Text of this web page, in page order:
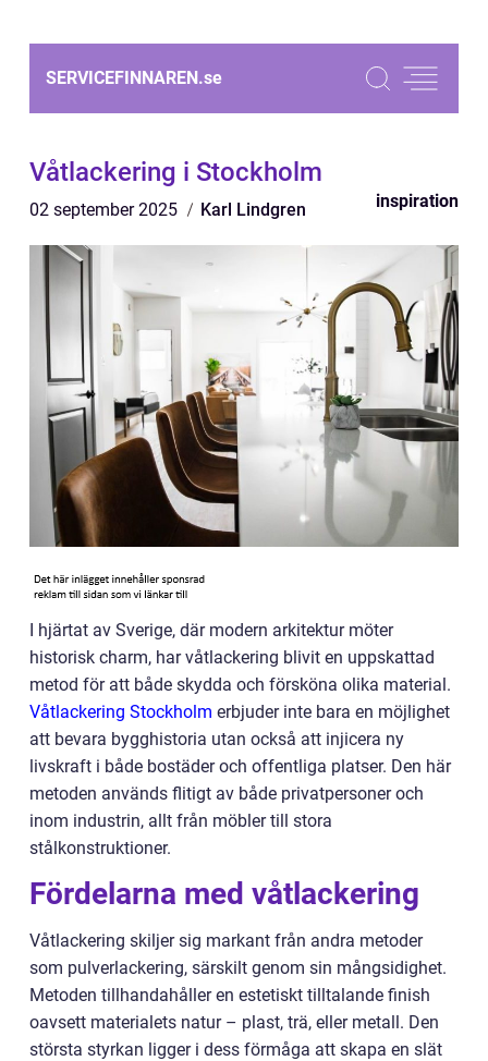
SERVICEFINNAREN.se
Våtlackering i Stockholm
02 september 2025 Karl Lindgren inspiration
I hjärtat av Sverige, där modern arkitektur möter
historisk charm, har våtlackering blivit en uppskattad
metod för att både skydda och försköna olika material.
Våtlackering Stockholm erbjuder inte bara en möjlighet
att bevara bygghistoria utan också att injicera ny
livskraft i både bostäder och offentliga platser. Den här
metoden används flitigt av både privatpersoner och
inom industrin, allt från möbler till stora
stålkonstruktioner.
Fördelarna med våtlackering
Våtlackering skiljer sig markant från andra metoder
som pulverlackering, särskilt genom sin mångsidighet.
Metoden tillhandahåller en estetiskt tilltalande finish
oavsett materialets natur – plast, trä, eller metall. Den
största styrkan ligger i dess förmåga att skapa en slät